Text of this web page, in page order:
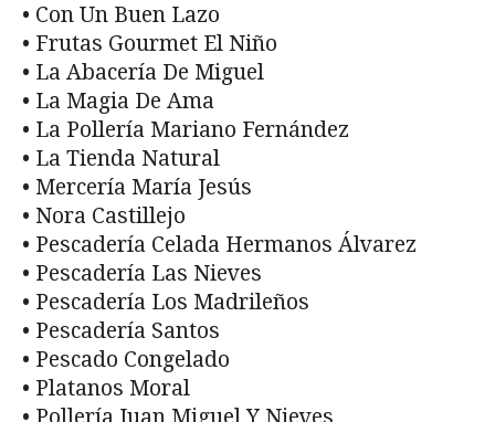
• Con Un Buen Lazo
• Frutas Gourmet El Niño
• La Abacería De Miguel
• La Magia De Ama
• La Pollería Mariano Fernández
• La Tienda Natural
• Mercería María Jesús
• Nora Castillejo
• Pescadería Celada Hermanos Álvarez
• Pescadería Las Nieves
• Pescadería Los Madrileños
• Pescadería Santos
• Pescado Congelado
• Platanos Moral
• Pollería Juan Miguel Y Nieves